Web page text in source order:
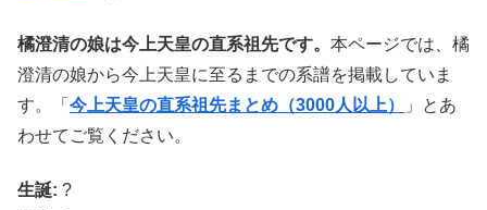
橘澄清の娘は今上天皇の直系祖先です。 本ページでは、橘
澄清の娘から今上天皇に至るまでの系譜を掲載していま
す。「 今上天皇の直系祖先まとめ（3000人以上）
」とあ
わせてご覧ください。
生誕: ?